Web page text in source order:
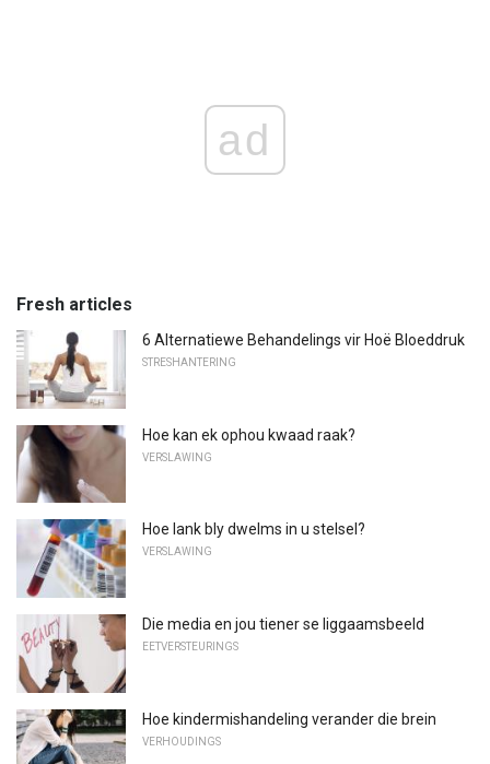
ad
Fresh articles
6 Alternatiewe Behandelings vir Hoë Bloeddruk
STRESHANTERING
Hoe kan ek ophou kwaad raak?
VERSLAWING
Hoe lank bly dwelms in u stelsel?
VERSLAWING
Die media en jou tiener se liggaamsbeeld
EETVERSTEURINGS
Hoe kindermishandeling verander die brein
VERHOUDINGS